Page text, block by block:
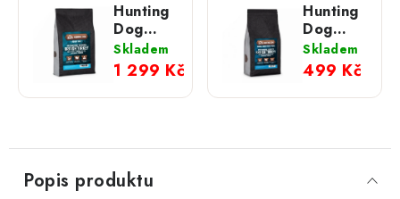
Hunting
Dog
Britský
krocan s
petrželkou;
6 kg
Skladem
1 299 Kč
Hunting
Dog
Britský
krocan s
petrželkou
pro malá
Skladem
499 Kč
Popis produktu